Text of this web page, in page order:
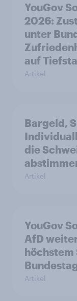
YouGov
2026:
unter
auf
Artikel
Bargeld,
die
Artikel
YouGov
AfD
höchstem
Artikel